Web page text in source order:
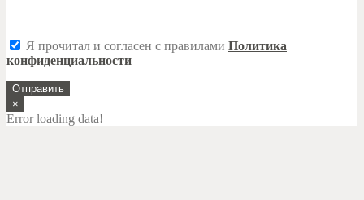
Я прочитал и согласен с правилами Политика
конфиденциальности
Отправить
×
Error loading data!